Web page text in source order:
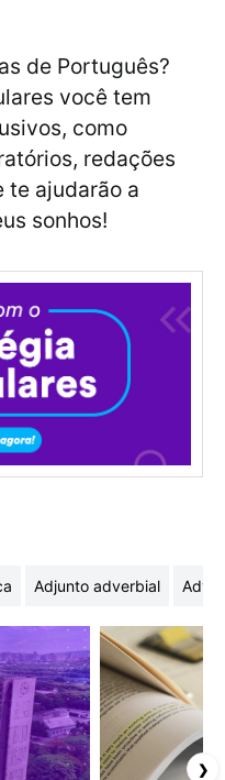
de Português?
você tem
como
redações
te ajudarão a
sonhos!
Adjunto adverbial
❯